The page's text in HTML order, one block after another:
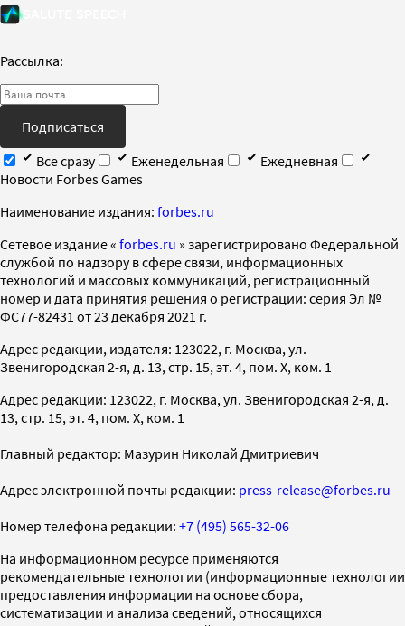
Рассылка:
Подписаться
Все сразу
Еженедельная
Ежедневная
Новости Forbes Games
Наименование издания: forbes.ru
Cетевое издание « forbes.ru » зарегистрировано Федеральной
службой по надзору в сфере связи, информационных
технологий и массовых коммуникаций, регистрационный
номер и дата принятия решения о регистрации: серия Эл №
ФС77-82431 от 23 декабря 2021 г.
Адрес редакции, издателя: 123022, г. Москва, ул.
Звенигородская 2-я, д. 13, стр. 15, эт. 4, пом. X, ком. 1
Адрес редакции: 123022, г. Москва, ул. Звенигородская 2-я, д.
13, стр. 15, эт. 4, пом. X, ком. 1
Главный редактор: Мазурин Николай Дмитриевич
Адрес электронной почты редакции: press-release@forbes.ru
Номер телефона редакции: +7 (495) 565-32-06
На информационном ресурсе применяются
рекомендательные технологии (информационные технологии
предоставления информации на основе сбора,
систематизации и анализа сведений, относящихся